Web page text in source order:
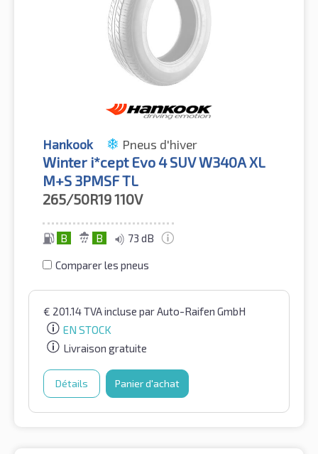
Hankook Pneus d'hiver
Winter i*cept Evo 4 SUV W340A XL
M+S 3PMSF TL
265/50R19110V
B B 73 dB
Comparer les pneus
€ 201.14TVA incluse par Auto-Raifen GmbH
EN STOCK
Livraison gratuite
Détails Panier d'achat